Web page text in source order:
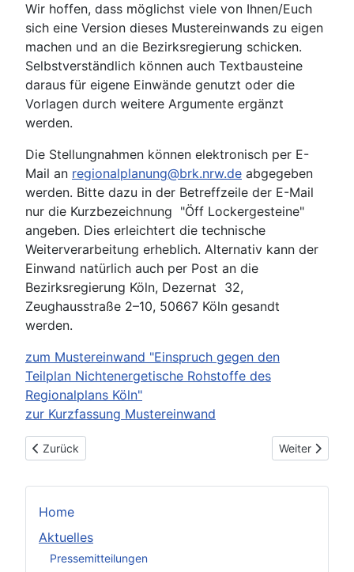
Home
Aktuelles
Pressemitteilungen
Wir hoffen, dass möglichst viele von Ihnen/Euch
sich eine Version dieses Mustereinwands zu eigen
machen und an die Bezirksregierung schicken.
Selbstverständlich können auch Textbausteine
daraus für eigene Einwände genutzt oder die
Vorlagen durch weitere Argumente ergänzt
werden.
Die Stellungnahmen können elektronisch per E-
Mail an regionalplanung@brk.nrw.de abgegeben
werden. Bitte dazu in der Betreffzeile der E-Mail
nur die Kurzbezeichnung "Öff Lockergesteine"
angeben. Dies erleichtert die technische
Weiterverarbeitung erheblich. Alternativ kann der
Einwand natürlich auch per Post an die
Bezirksregierung Köln, Dezernat 32,
Zeughausstraße 2–10, 50667 Köln gesandt
werden.
zum Mustereinwand "Einspruch gegen den
Teilplan Nichtenergetische Rohstoffe des
Regionalplans Köln"
zur Kurzfassung Mustereinwand
Vorheriger Beitrag: Zivilgesellschaftliches Bündnis fordert
Zurück Nächster
Weiter